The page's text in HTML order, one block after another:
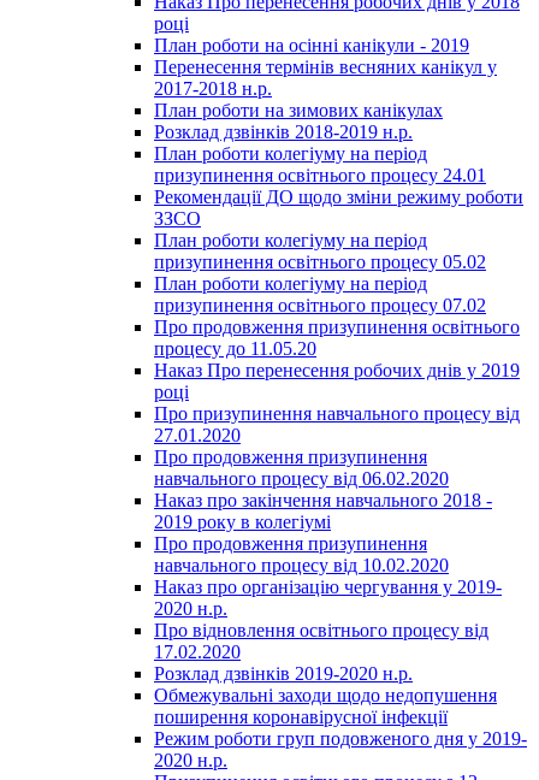
році
План роботи на осінні канікули - 2019
Перенесення термінів весняних канікул у
2017-2018 н.р.
План роботи на зимових канікулах
Розклад дзвінків 2018-2019 н.р.
План роботи колегіуму на період
призупинення освітнього процесу 24.01
Рекомендації ДО щодо зміни режиму роботи
ЗЗСО
План роботи колегіуму на період
призупинення освітнього процесу 05.02
План роботи колегіуму на період
призупинення освітнього процесу 07.02
Про продовження призупинення освітнього
процесу до 11.05.20
Наказ Про перенесення робочих днів у 2019
році
Про призупинення навчального процесу від
27.01.2020
Про продовження призупинення
навчального процесу від 06.02.2020
Наказ про закінчення навчального 2018 -
2019 року в колегіумі
Про продовження призупинення
навчального процесу від 10.02.2020
Наказ про організацію чергування у 2019-
2020 н.р.
Про відновлення освітнього процесу від
17.02.2020
Розклад дзвінків 2019-2020 н.р.
Обмежувальні заходи щодо недопушення
поширення коронавірусної інфекції
Режим роботи груп подовженого дня у 2019-
2020 н.р.